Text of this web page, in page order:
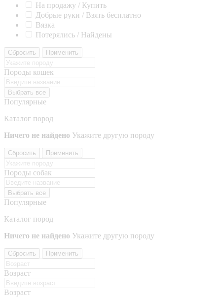
На продажу / Купить
Добрые руки / Взять бесплатно
Вязка
Потерялись / Найдены
Сбросить Применить
Породы кошек
Выбрать все
Популярные
Каталог пород
Ничего не найдено Укажите другую породу
Сбросить Применить
Породы собак
Выбрать все
Популярные
Каталог пород
Ничего не найдено Укажите другую породу
Сбросить Применить
Возраст
Возраст